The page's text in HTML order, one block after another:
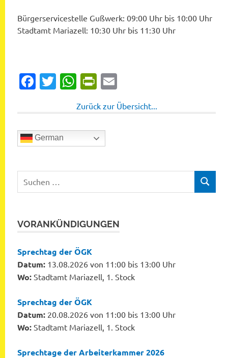
Bürgerservicestelle Gußwerk: 09:00 Uhr bis 10:00 Uhr
Stadtamt Mariazell: 10:30 Uhr bis 11:30 Uhr
Facebook
Twitter
WhatsApp
PrintFriendly
Zurück zur Übersicht...
German
nach:
SUCHEN
VORANKÜNDIGUNGEN
Sprechtag der ÖGK
Datum: 13.08.2026 von 11:00 bis 13:00 Uhr
Wo: Stadtamt Mariazell, 1. Stock
Sprechtag der ÖGK
Datum: 20.08.2026 von 11:00 bis 13:00 Uhr
Wo: Stadtamt Mariazell, 1. Stock
Sprechtage der Arbeiterkammer 2026